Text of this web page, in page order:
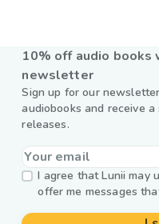
10% off audio books
newsletter
Sign up for our
audiobooks and receive
releases.
I agree that Lunii may
offer me messages